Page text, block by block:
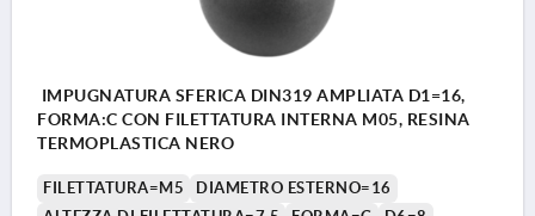
IMPUGNATURA SFERICA DIN319 AMPLIATA D1=16,
FORMA:C CON FILETTATURA INTERNA M05, RESINA
TERMOPLASTICA NERO
FILETTATURA=M5
DIAMETRO ESTERNO=16